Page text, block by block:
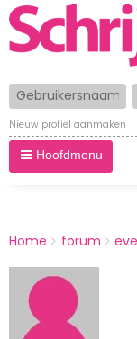
Gebruikersnaam
Nieuw profiel aanmaken
Hoofdmenu
BREADCRUMBS
You
here:
Home forum